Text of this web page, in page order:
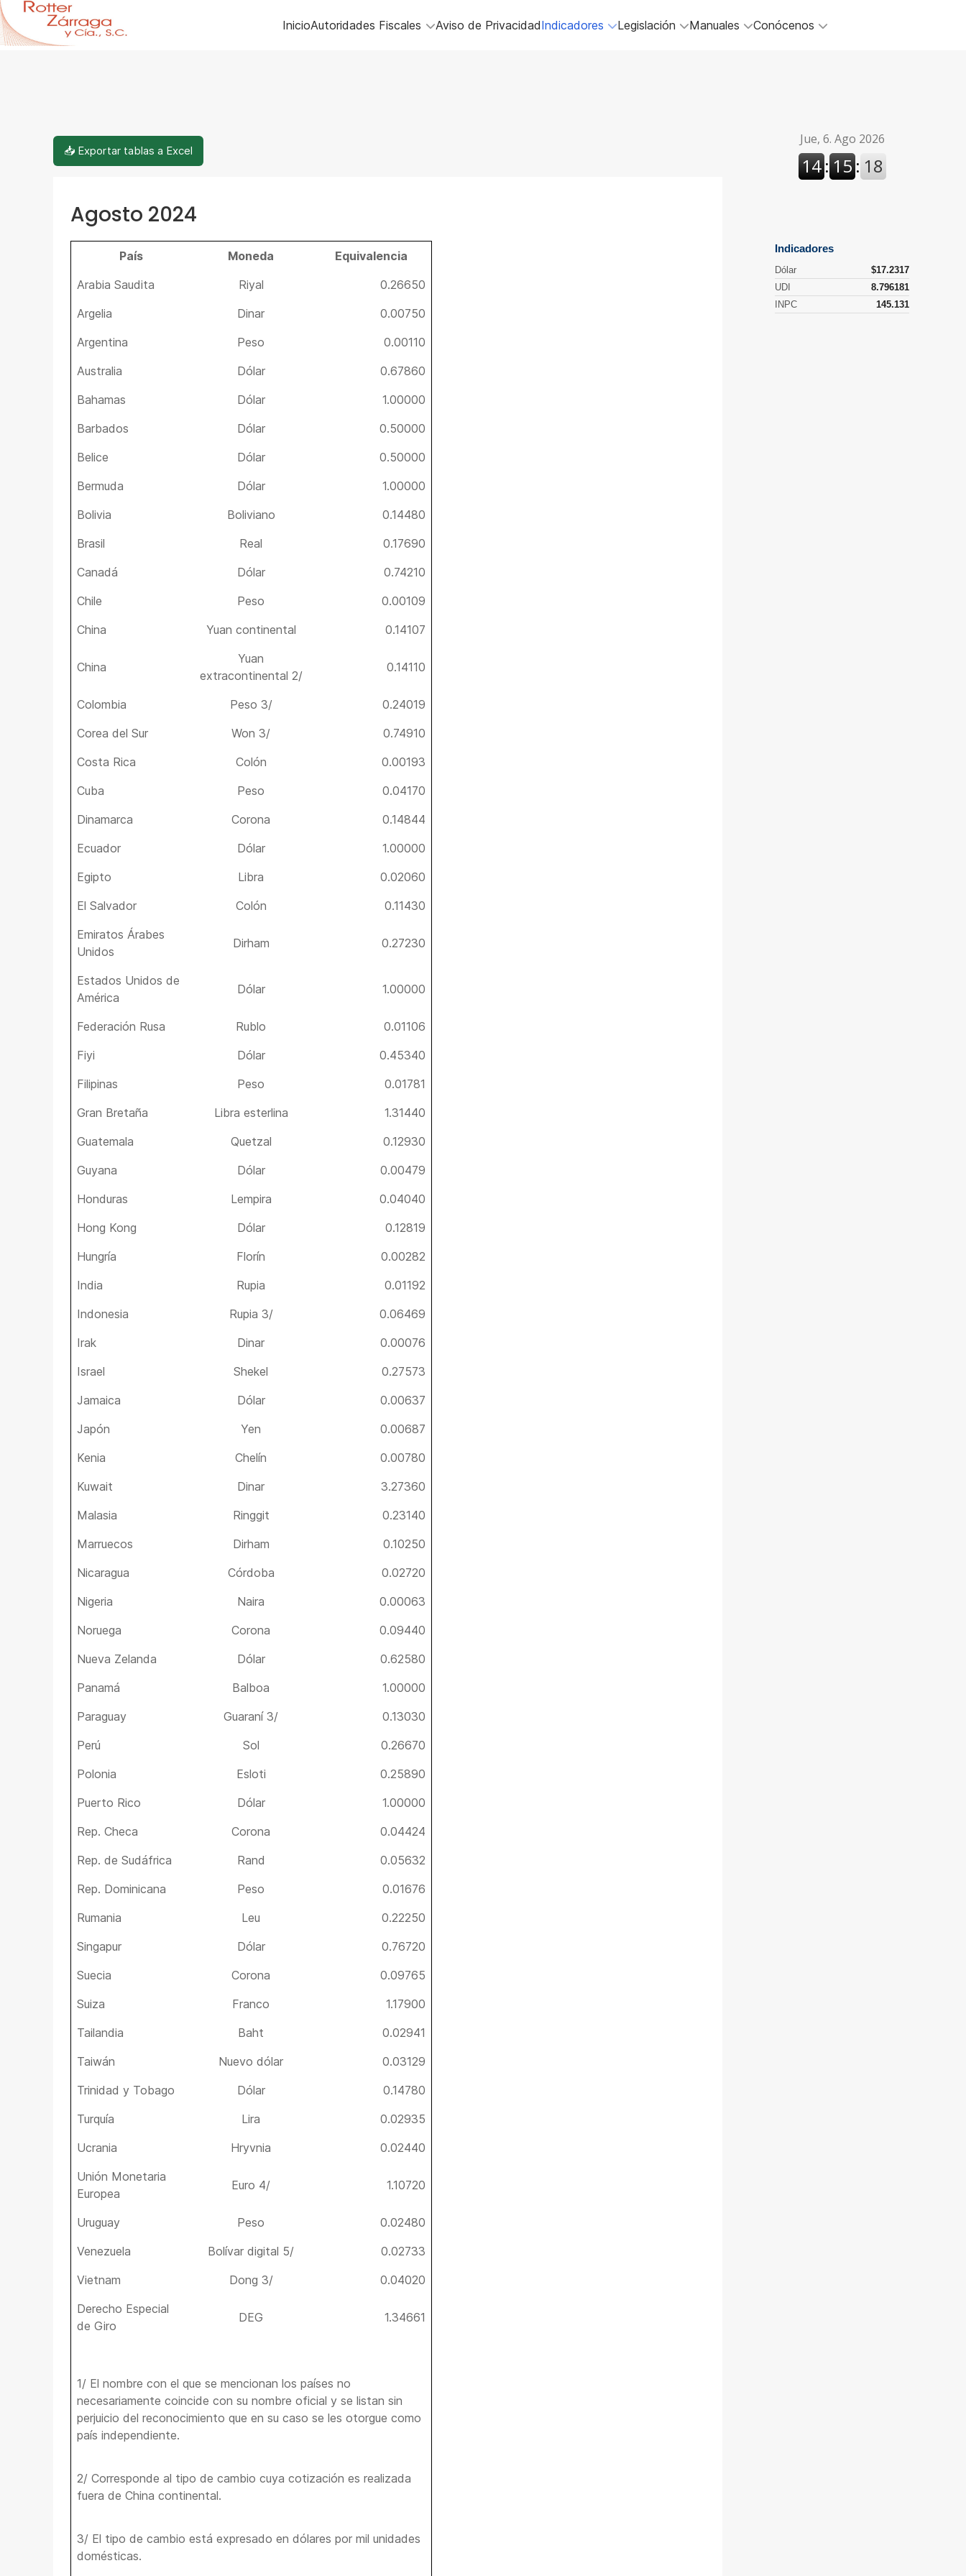
InicioAutoridades Fiscales Aviso de PrivacidadIndicadores Legislación Manuales Conócenos
📥 Exportar tablas a Excel
Agosto 2024
País Moneda
Equivalencia
Arabia Saudita
Riyal
0.26650
Argelia
Dinar
0.00750
Argentina
Peso
0.00110
Australia
Dólar
0.67860
Bahamas
Dólar
1.00000
Barbados
Dólar
0.50000
Belice
Dólar
0.50000
Bermuda
Dólar
1.00000
Bolivia
Boliviano
0.14480
Brasil
Real
0.17690
Canadá
Dólar
0.74210
Chile
Peso
0.00109
China
Yuan continental 0.14107
China
Yuan
extracontinental 2/
0.14110
Colombia Peso 3/
0.24019
Corea del Sur
Won 3/
0.74910
Costa Rica
Colón
0.00193
Cuba
Peso
0.04170
Dinamarca
Corona
0.14844
Ecuador
Dólar
1.00000
Egipto
Libra
0.02060
El Salvador
Colón
0.11430
Emiratos Árabes
Unidos
Dirham 0.27230
Estados Unidos de
América
Dólar 1.00000
Federación Rusa Rublo
0.01106
Fiyi
Dólar
0.45340
Filipinas
Peso
0.01781
Gran Bretaña
Libra esterlina
1.31440
Guatemala
Quetzal
0.12930
Guyana
Dólar
0.00479
Honduras
Lempira
0.04040
Hong Kong
Dólar
0.12819
Hungría
Florín
0.00282
India
Rupia
0.01192
Indonesia
Rupia 3/
0.06469
Irak
Dinar
0.00076
Israel
Shekel
0.27573
Jamaica
Dólar
0.00637
Japón
Yen
0.00687
Kenia
Chelín
0.00780
Kuwait
Dinar
3.27360
Malasia
Ringgit
0.23140
Marruecos
Dirham
0.10250
Nicaragua
Córdoba
0.02720
Nigeria
Naira
0.00063
Noruega
Corona
0.09440
Nueva Zelanda
Dólar
0.62580
Panamá
Balboa
1.00000
Paraguay
Guaraní 3/
0.13030
Perú
Sol
0.26670
Polonia
Esloti
0.25890
Puerto Rico
Dólar
1.00000
Rep. Checa
Corona
0.04424
Rep. de Sudáfrica
Rand
0.05632
Rep. Dominicana
Peso
0.01676
Rumania
Leu
0.22250
Singapur
Dólar
0.76720
Suecia
Corona
0.09765
Suiza
Franco
1.17900
Tailandia
Baht
0.02941
Taiwán
Nuevo dólar
0.03129
Trinidad y Tobago
Dólar
0.14780
Turquía
Lira
0.02935
Ucrania
Hryvnia
0.02440
Unión Monetaria
Europea
Euro 4/ 1.10720
Uruguay Peso
0.02480
Venezuela
Bolívar digital 5/
0.02733
Vietnam
Dong 3/
0.04020
Derecho Especial
de Giro
DEG 1.34661
1/ El nombre con el que se mencionan los países no
necesariamente coincide con su nombre oficial y se listan sin
perjuicio del reconocimiento que en su caso se les otorgue como
país independiente.
2/ Corresponde al tipo de cambio cuya cotización es realizada
fuera de China continental.
3/ El tipo de cambio está expresado en dólares por mil unidades
domésticas.